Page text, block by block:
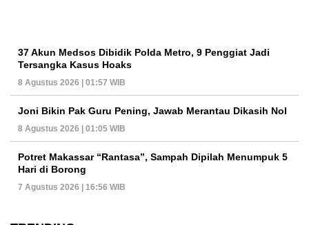
37 Akun Medsos Dibidik Polda Metro, 9 Penggiat Jadi
Tersangka Kasus Hoaks
8 Agustus 2026 | 01:57 WIB
Joni Bikin Pak Guru Pening, Jawab Merantau Dikasih Nol
8 Agustus 2026 | 01:05 WIB
Potret Makassar “Rantasa”, Sampah Dipilah Menumpuk 5
Hari di Borong
7 Agustus 2026 | 16:56 WIB